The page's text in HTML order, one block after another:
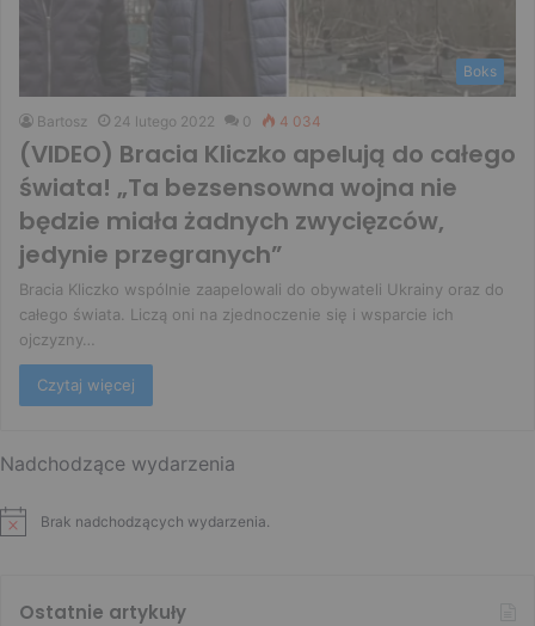
Boks
Bartosz 24 lutego 2022 0 4 034
(VIDEO) Bracia Kliczko apelują do całego
świata! „Ta bezsensowna wojna nie
będzie miała żadnych zwycięzców,
jedynie przegranych”
Bracia Kliczko wspólnie zaapelowali do obywateli Ukrainy oraz do
całego świata. Liczą oni na zjednoczenie się i wsparcie ich
ojczyzny…
Czytaj więcej
Nadchodzące wydarzenia
Brak nadchodzących wydarzenia.
Ostatnie artykuły